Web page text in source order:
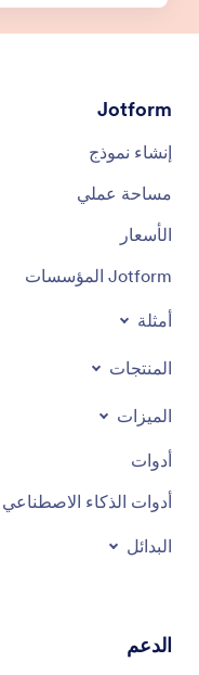
Jotform
إنشاء نموذج
مساحة عملي
الأسعار
Jotform المؤسسات
أمثلة
المنتجات
الميزات
أدوات
أدوات الذكاء الاصطناعي
البدائل
الدعم